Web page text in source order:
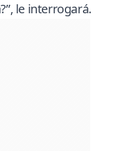
le interrogará.